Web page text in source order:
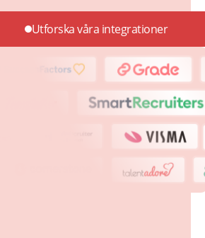
Utforska våra integrationer